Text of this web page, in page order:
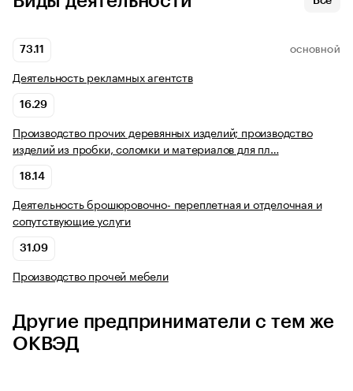
73.11 ОСНОВНОЙ
Деятельность рекламных агентств
16.29
Производство прочих деревянных изделий; производство
изделий из пробки, соломки и материалов для пл…
18.14
Деятельность брошюровочно- переплетная и отделочная и
сопутствующие услуги
31.09
Производство прочей мебели
Другие предприниматели с тем же
ОКВЭД